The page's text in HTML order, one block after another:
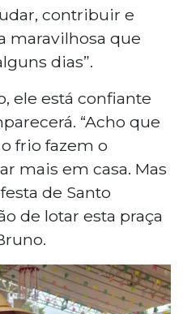
contribuir e
maravilhosa que
dias”.
ele está confiante
“Acho que
frio fazem o
mais em casa. Mas
de Santo
de lotar esta praça